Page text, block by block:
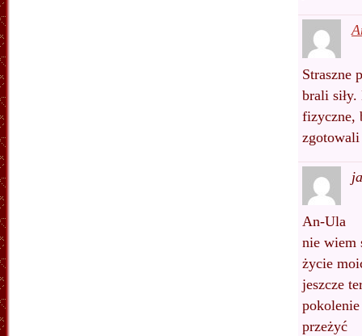
Straszne
brali
fizyczne,
An-Ula
nie wiem
życie
jeszcze
przeżyć